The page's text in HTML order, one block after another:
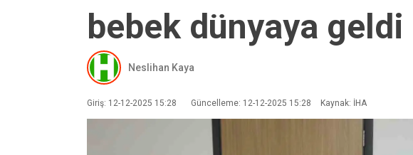
bebek dünyaya geldi
Neslihan Kaya
Giriş: 12-12-2025 15:28 Güncelleme: 12-12-2025 15:28 Kaynak: İHA